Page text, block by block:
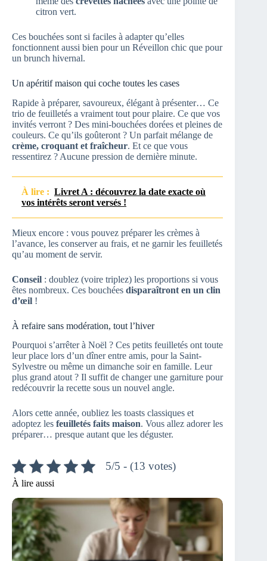
citron vert.
Ces bouchées sont si faciles à adapter qu’elles
fonctionnent aussi bien pour un Réveillon chic que pour
un brunch hivernal.
Un apéritif maison qui coche toutes les cases
Rapide à préparer, savoureux, élégant à présenter… Ce
trio de feuilletés a vraiment tout pour plaire. Ce que vos
invités verront ? Des mini-bouchées dorées et pleines de
couleurs. Ce qu’ils goûteront ? Un parfait mélange de
crème, croquant et fraîcheur. Et ce que vous
ressentirez ? Aucune pression de dernière minute.
À lire : Livret A : découvrez la date exacte où
vos intérêts seront versés !
Mieux encore : vous pouvez préparer les crèmes à
l’avance, les conserver au frais, et ne garnir les feuilletés
qu’au moment de servir.
Conseil : doublez (voire triplez) les proportions si vous
êtes nombreux. Ces bouchées disparaîtront en un clin
d’œil !
À refaire sans modération, tout l’hiver
Pourquoi s’arrêter à Noël ? Ces petits feuilletés ont toute
leur place lors d’un dîner entre amis, pour la Saint-
Sylvestre ou même un dimanche soir en famille. Leur
plus grand atout ? Il suffit de changer une garniture pour
redécouvrir la recette sous un nouvel angle.
Alors cette année, oubliez les toasts classiques et
adoptez les feuilletés faits maison. Vous allez adorer les
préparer… presque autant que les déguster.
5/5 - (13 votes)
À lire aussi